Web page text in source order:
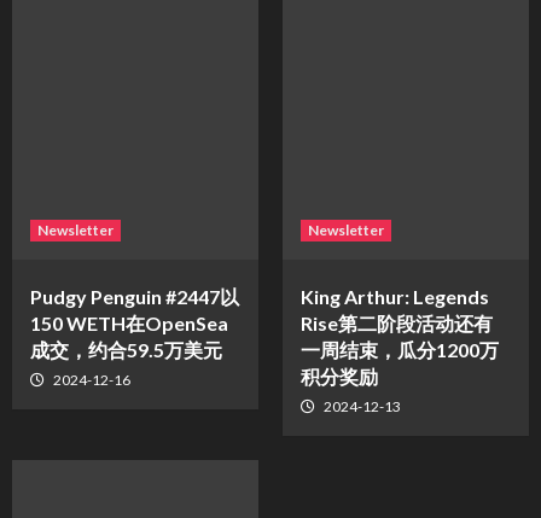
Newsletter
Pudgy Penguin #2447以
150 WETH在OpenSea
成交，约合59.5万美元
2024-12-16
Newsletter
King Arthur: Legends
Rise第二阶段活动还有
一周结束，瓜分1200万
积分奖励
2024-12-13